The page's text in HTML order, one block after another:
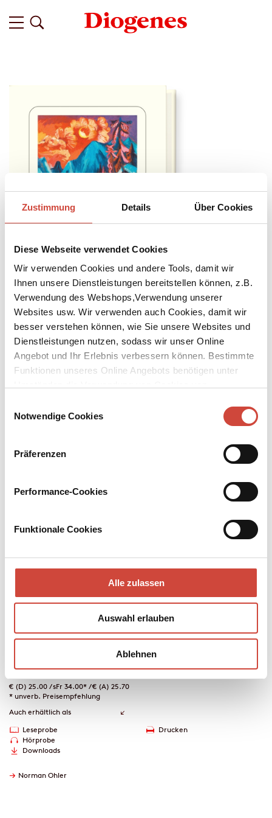
Zustimmung Details Über Cookies
Diese Webseite verwendet Cookies
Wir verwenden Cookies und andere Tools, damit wir
Ihnen unsere Dienstleistungen bereitstellen können, z.B.
Verwendung des Webshops,Verwendung unserer
Websites usw. Wir verwenden auch Cookies, damit wir
besser verstehen können, wie Sie unsere Websites und
Dienstleistungen nutzen, sodass wir unser Online
Angebot und Ihr Erlebnis verbessern können. Bestimmte
Funktionen unseres Online Angebots benötigen unter
Notwendige Cookies
Präferenzen
Performance-Cookies
Funktionale Cookies
Alle zulassen
Auswahl erlauben
Ablehnen
Download Bilddatei ↘
Der Zauberberg, die ganze
Geschichte
vergnügliche Reflexion über die Auswirkungen der Moderne, des
Geschichte nach, wie aus dem bettelarmen Bergdorf das Symbol
des globalen Reichtums wurde. Und wie in Thomas Manns
Hardcover Leinen
erschienen am 25. September 2024
978-3-257-07318-8
€ (D) 25.00 / sFr 34.00* / € (A) 25.70
* unverb. Preisempfehlung
Auch erhältlich als
Leseprobe
Hörprobe
Downloads
Drucken
→ Norman Ohler